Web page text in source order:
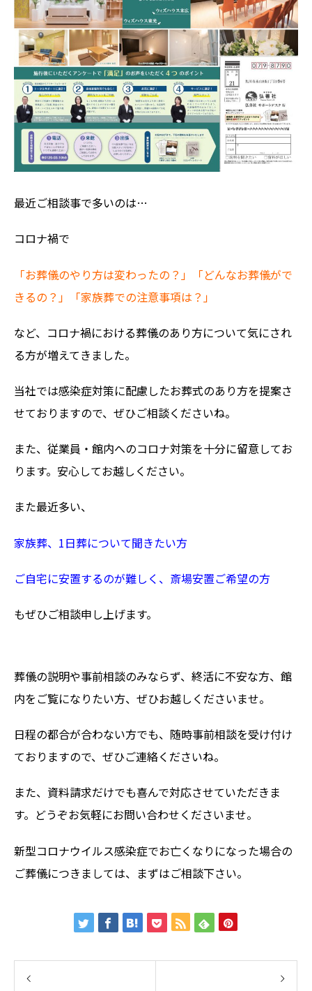
最近ご相談事で多いのは…
コロナ禍で
「お葬儀のやり方は変わったの？」「どんなお葬儀がで
きるの？」「家族葬での注意事項は？」
など、コロナ禍における葬儀のあり方について気にされ
る方が増えてきました。
当社では感染症対策に配慮したお葬式のあり方を提案さ
せておりますので、ぜひご相談くださいね。
また、従業員・館内へのコロナ対策を十分に留意してお
ります。安心してお越しください。
また最近多い、
家族葬、 1日葬について聞きたい方
ご自宅に安置するのが難しく、斎場安置ご希望の方
もぜひご相談申し上げます。
葬儀の説明や事前相談のみならず、終活に不安な方、館
内をご覧になりたい方、ぜひお越しくださいませ。
日程の都合が合わない方でも、随時事前相談を受け付け
ておりますので、ぜひご連絡くださいね。
また、資料請求だけでも喜んで対応させていただきま
す。どうぞお気軽にお問い合わせくださいませ。
新型コロナウイルス感染症でお亡くなりになった場合の
ご葬儀につきましては、まずはご相談下さい。